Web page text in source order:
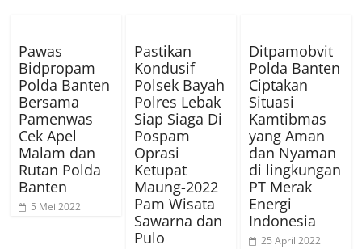
Pawas
Bidpropam
Polda Banten
Bersama
Pamenwas
Cek Apel
Malam dan
Rutan Polda
Banten
5 Mei 2022
Pastikan
Kondusif
Polsek Bayah
Polres Lebak
Siap Siaga Di
Pospam
Oprasi
Ketupat
Maung-2022
Pam Wisata
Sawarna dan
Pulo
Ditpamobvit
Polda Banten
Ciptakan
Situasi
Kamtibmas
yang Aman
dan Nyaman
di lingkungan
PT Merak
Energi
Indonesia
25 April 2022